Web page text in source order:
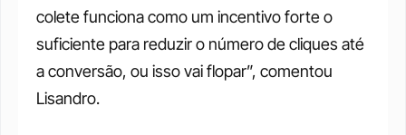
colete funciona como um incentivo forte o
suficiente para reduzir o número de cliques até
a conversão, ou isso vai flopar”, comentou
Lisandro.